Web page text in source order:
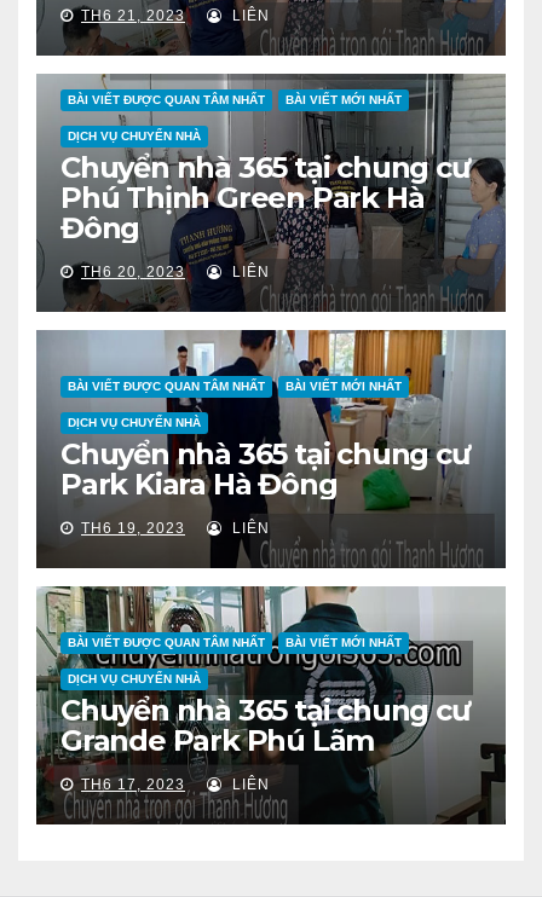
TH6 21, 2023 LIÊN
BÀI VIẾT ĐƯỢC QUAN TÂM NHẤT BÀI VIẾT MỚI NHẤT
DỊCH VỤ CHUYỂN NHÀ
Chuyển nhà 365 tại chung cư
Phú Thịnh Green Park Hà
Đông
TH6 20, 2023 LIÊN
BÀI VIẾT ĐƯỢC QUAN TÂM NHẤT BÀI VIẾT MỚI NHẤT
DỊCH VỤ CHUYỂN NHÀ
Chuyển nhà 365 tại chung cư
Park Kiara Hà Đông
TH6 19, 2023 LIÊN
BÀI VIẾT ĐƯỢC QUAN TÂM NHẤT BÀI VIẾT MỚI NHẤT
DỊCH VỤ CHUYỂN NHÀ
Chuyển nhà 365 tại chung cư
Grande Park Phú Lãm
TH6 17, 2023 LIÊN